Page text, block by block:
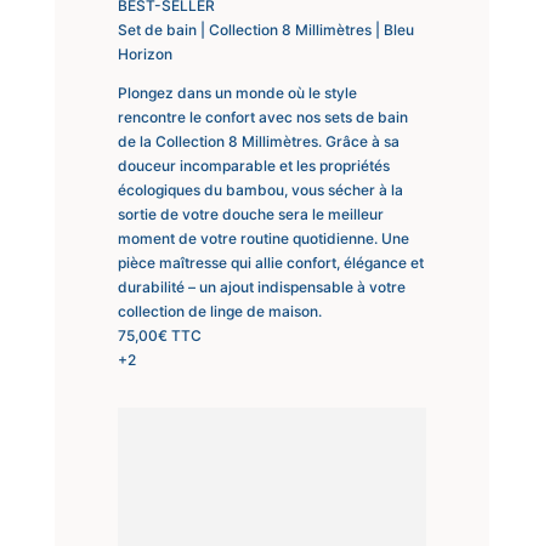
BEST-SELLER
Set de bain | Collection 8 Millimètres | Bleu
Horizon
Plongez dans un monde où le style
rencontre le confort avec nos sets de bain
de la Collection 8 Millimètres. Grâce à sa
douceur incomparable et les propriétés
écologiques du bambou, vous sécher à la
sortie de votre douche sera le meilleur
moment de votre routine quotidienne. Une
pièce maîtresse qui allie confort, élégance et
durabilité – un ajout indispensable à votre
collection de linge de maison.
75,00€ TTC
+2